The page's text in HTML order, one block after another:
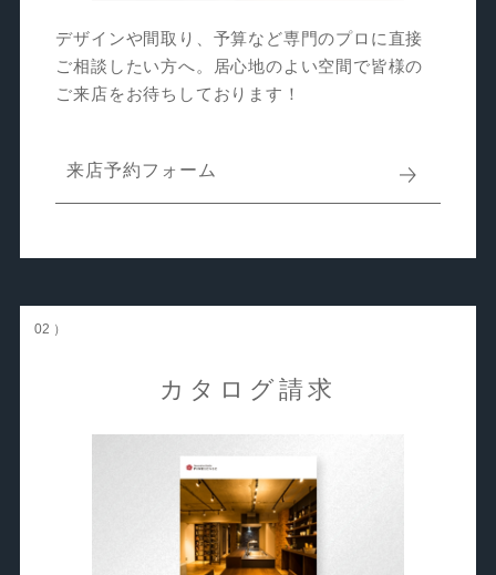
デザインや間取り、予算など専門のプロに直接
ご相談したい方へ。居心地のよい空間で皆様の
ご来店をお待ちしております！
来店予約フォーム
02 ）
カタログ請求